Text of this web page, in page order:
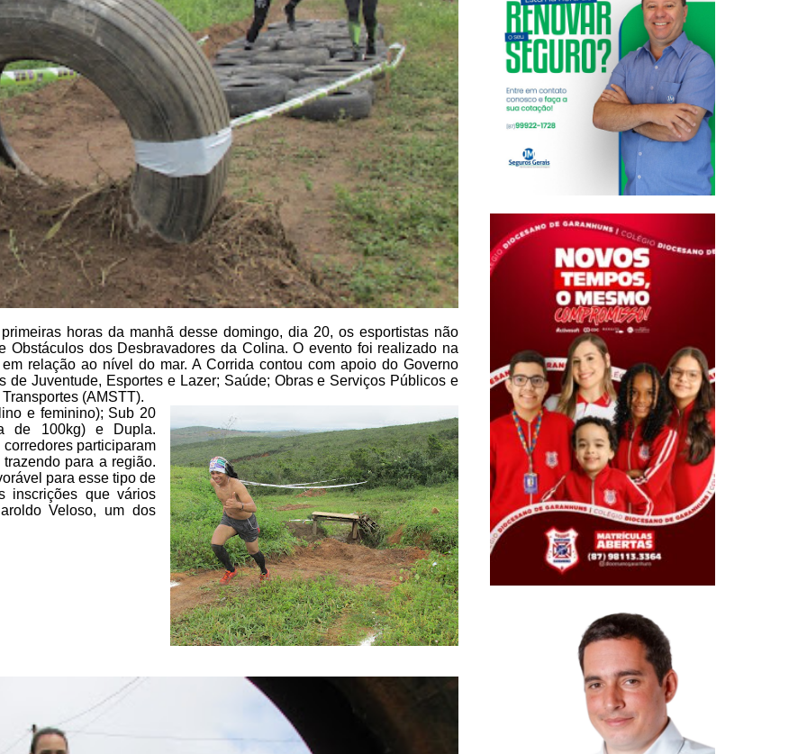
horas da manhã desse domingo, dia 20, os esportistas não
Obstáculos dos Desbravadores da Colina. O evento foi realizado na
relação ao nível do mar. A Corrida contou com apoio do Governo
de Juventude, Esportes e Lazer; Saúde; Obras e Serviços Públicos e
(AMSTT).
efeminino); Sub 20
de 100kg) e Dupla.
participaram
para a região.
para esse tipo de
inscrições que vários
Veloso, um dos